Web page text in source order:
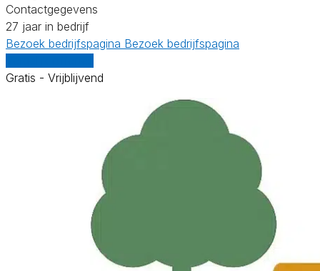
Contactgegevens
27 jaar in bedrijf
Bezoek bedrijfspagina Bezoek bedrijfspagina
Gratis - Vrijblijvend